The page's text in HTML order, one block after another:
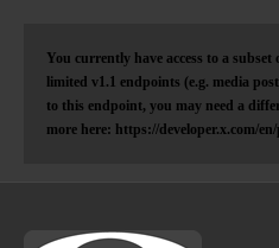
You currently have access to a
limited v1.1 endpoints (e.g. media
to this endpoint, you may need a
more here: https://developer.x.com/